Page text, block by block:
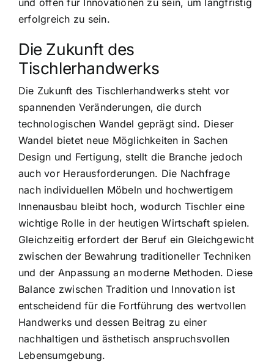
erfolgreich zu sein.
Die Zukunft des
Tischlerhandwerks
Die Zukunft des Tischlerhandwerks steht vor
spannenden Veränderungen, die durch
technologischen Wandel geprägt sind. Dieser
Wandel bietet neue Möglichkeiten in Sachen
Design und Fertigung, stellt die Branche jedoch
auch vor Herausforderungen. Die Nachfrage
nach individuellen Möbeln und hochwertigem
Innenausbau bleibt hoch, wodurch Tischler eine
wichtige Rolle in der heutigen Wirtschaft spielen.
Gleichzeitig erfordert der Beruf ein Gleichgewicht
zwischen der Bewahrung traditioneller Techniken
und der Anpassung an moderne Methoden. Diese
Balance zwischen Tradition und Innovation ist
entscheidend für die Fortführung des wertvollen
Handwerks und dessen Beitrag zu einer
nachhaltigen und ästhetisch anspruchsvollen
Lebensumgebung.